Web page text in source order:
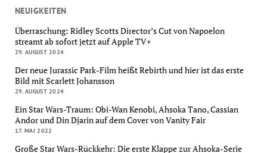
NEUIGKEITEN
Überraschung: Ridley Scotts Director’s Cut von Napoelon
streamt ab sofort jetzt auf Apple TV+
29. AUGUST 2024
Der neue Jurassic Park-Film heißt Rebirth und hier ist das erste
Bild mit Scarlett Johansson
29. AUGUST 2024
Ein Star Wars-Traum: Obi-Wan Kenobi, Ahsoka Tano, Cassian
Andor und Din Djarin auf dem Cover von Vanity Fair
17. MAI 2022
Große Star Wars-Rückkehr: Die erste Klappe zur Ahsoka-Serie